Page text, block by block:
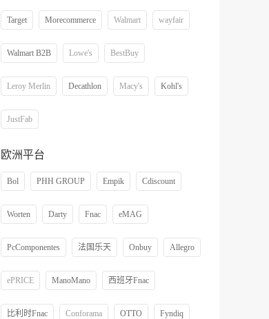
Target Morecommerce Walmart wayfair
Walmart B2B Lowe's BestBuy
Leroy Merlin Decathlon Macy's Kohl's
JustFab
欧洲平台
Bol PHH GROUP Empik Cdiscount
Worten Darty Fnac eMAG
PcComponentes 法国乐天 Onbuy Allegro
ePRICE ManoMano 西班牙Fnac
比利时Fnac Conforama OTTO Fyndiq